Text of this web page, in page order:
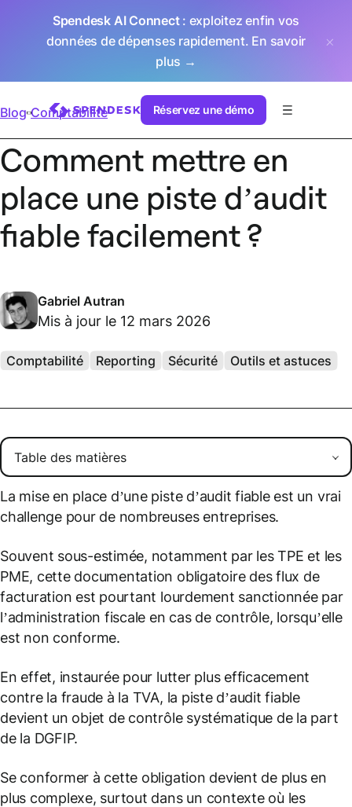
Spendesk AI Connect: exploitez enfin vos
données de dépenses rapidement. En savoir
plus →
Réservez une démo
Blog Comptabilité
Comment mettre en
place une piste d’audit
fiable facilement ?
Gabriel Autran
Mis à jour le 12 mars 2026
Comptabilité Reporting Sécurité Outils et astuces
La mise en place d’une piste d’audit fiable est un vrai
challenge pour de nombreuses entreprises.
Souvent sous-estimée, notamment par les TPE et les
PME, cette documentation obligatoire des flux de
facturation est pourtant lourdement sanctionnée par
l’administration fiscale en cas de contrôle, lorsqu’elle
est non conforme.
En effet, instaurée pour lutter plus efficacement
contre la fraude à la TVA, la piste d’audit fiable
devient un objet de contrôle systématique de la part
de la DGFIP.
Se conformer à cette obligation devient de plus en
plus complexe, surtout dans un contexte où les